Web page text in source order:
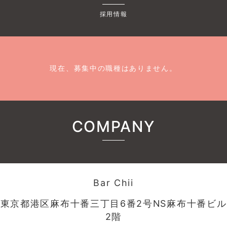
採用情報
現在、募集中の職種はありません。
COMPANY
Bar Chii
東京都港区麻布十番三丁目6番2号NS麻布十番ビル
2階